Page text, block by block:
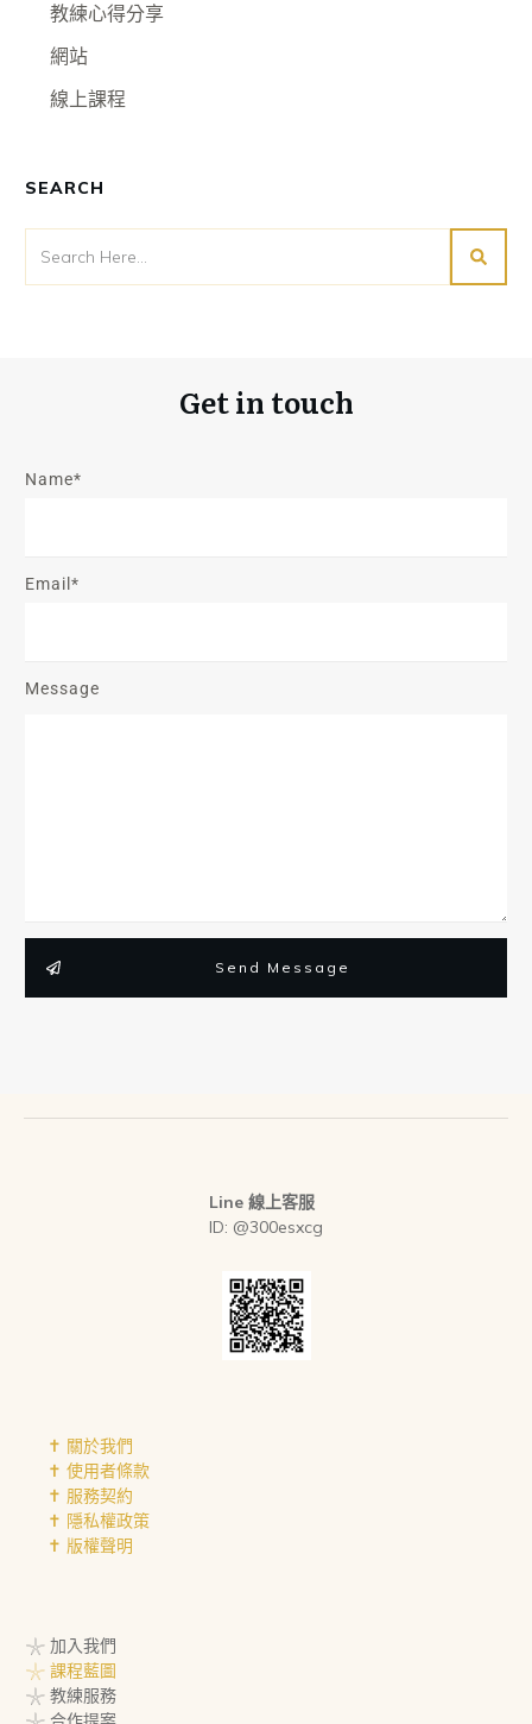
教練心得分享
網站
線上課程
SEARCH
Get in touch
Name*
Email*
Message
Send Message
Line 線上客服
ID: @300esxcg
✝︎ 關於我們
✝︎ 使用者條款
✝︎ 服務契約
✝︎ 隱私權政策
✝︎ 版權聲明
𓇼 加入我們
𓇼 課程藍圖
𓇼 教練服務